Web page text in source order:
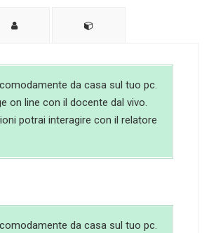
da casa sul tuo pc.
on line con il docente dal vivo.
potrai interagire con il relatore
da casa sul tuo pc.